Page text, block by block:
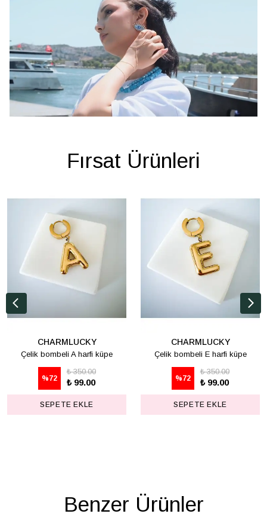
Fırsat Ürünleri
CHARMLUCKY
Çelik bombeli A harfi küpe
%72
₺ 350.00
₺ 99.00
SEPETE EKLE
CHARMLUCKY
Çelik bombeli E harfi küpe
%72
₺ 350.00
₺ 99.00
SEPETE EKLE
Benzer Ürünler